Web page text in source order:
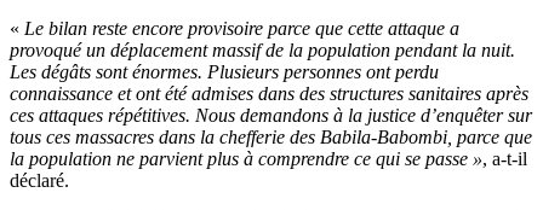
« Le bilan reste encore provisoire parce que cette attaque a
provoqué un déplacement massif de la population pendant la nuit.
Les dégâts sont énormes. Plusieurs personnes ont perdu
connaissance et ont été admises dans des structures sanitaires après
ces attaques répétitives. Nous demandons à la justice d’enquêter sur
tous ces massacres dans la chefferie des Babila-Babombi, parce que
la population ne parvient plus à comprendre ce qui se passe », a-t-il
déclaré.